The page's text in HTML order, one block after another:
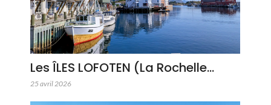
Les ÎLES LOFOTEN (La Rochelle…
25 avril 2026